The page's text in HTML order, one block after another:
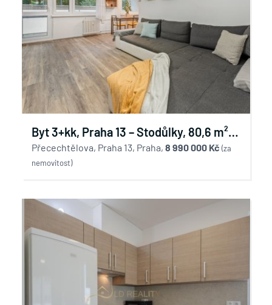
Byt 3+kk, Praha 13 – Stodůlky, 80,6 m²,
lodžie, sklep
Přecechtělova, Praha 13, Praha, 8 990 000 Kč (za
nemovitost)